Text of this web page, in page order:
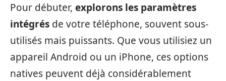
Pour débuter, explorons les paramètres
intégrés de votre téléphone, souvent sous-
utilisés mais puissants. Que vous utilisiez un
appareil Android ou un iPhone, ces options
natives peuvent déjà considérablement